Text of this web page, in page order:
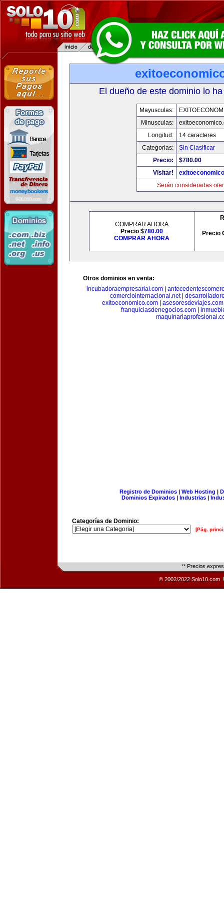
El dueño de este dominio lo
Mayusculas:
Minusculas:
Longitud:
14 caracteres
Categorias:
Sin Clasificar
Precio:
$780.00
Visitar!
Serán consideradas
COMPRAR AHORA
Precio $780.00
COMPRAR AHORA
Precio
Otros dominios en venta:
incubadoraempresarial.com
comerciointernacional.net|
exitoeconomico.com| asesoresdeviajes.com
franquiciasdenegocios.com|
Registro de Dominios| Web Hosting |
Dominios Expirados | Industrias |
Categorías de Dominio:
[Pág.
** Precios
© 2002/2022 Solo10.com